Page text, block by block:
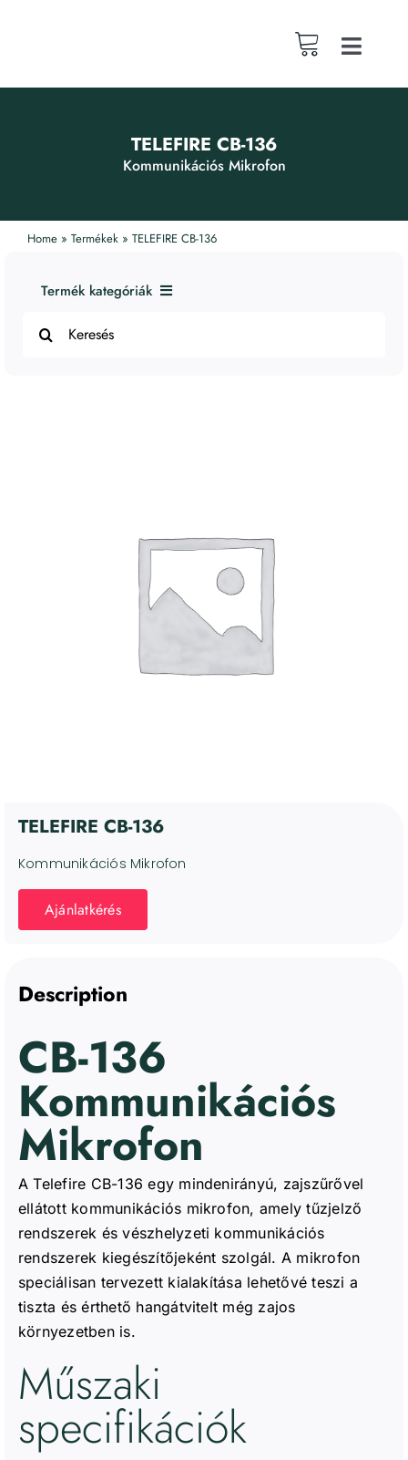
Toggle
Publikációk
TELEFIRE CB-136
Kommunikációs Mikrofon
Home» Termékek» TELEFIRE CB-136
Termék kategóriák
1. Tűzjelző rendszerek
Ellenőrzési karbantartási és javítási szolgáltatások
for:
TELEFIRE CB-136
Kommunikációs Mikrofon
Ajánlatkérés
Description
CB-136
Kommunikációs
Mikrofon
A Telefire CB-136 egy mindenirányú, zajszűrővel
ellátott kommunikációs mikrofon, amely tűzjelző
rendszerek és vészhelyzeti kommunikációs
rendszerek kiegészítőjeként szolgál. A mikrofon
speciálisan tervezett kialakítása lehetővé teszi a
tiszta és érthető hangátvitelt még zajos
környezetben is.
Műszaki
specifikációk